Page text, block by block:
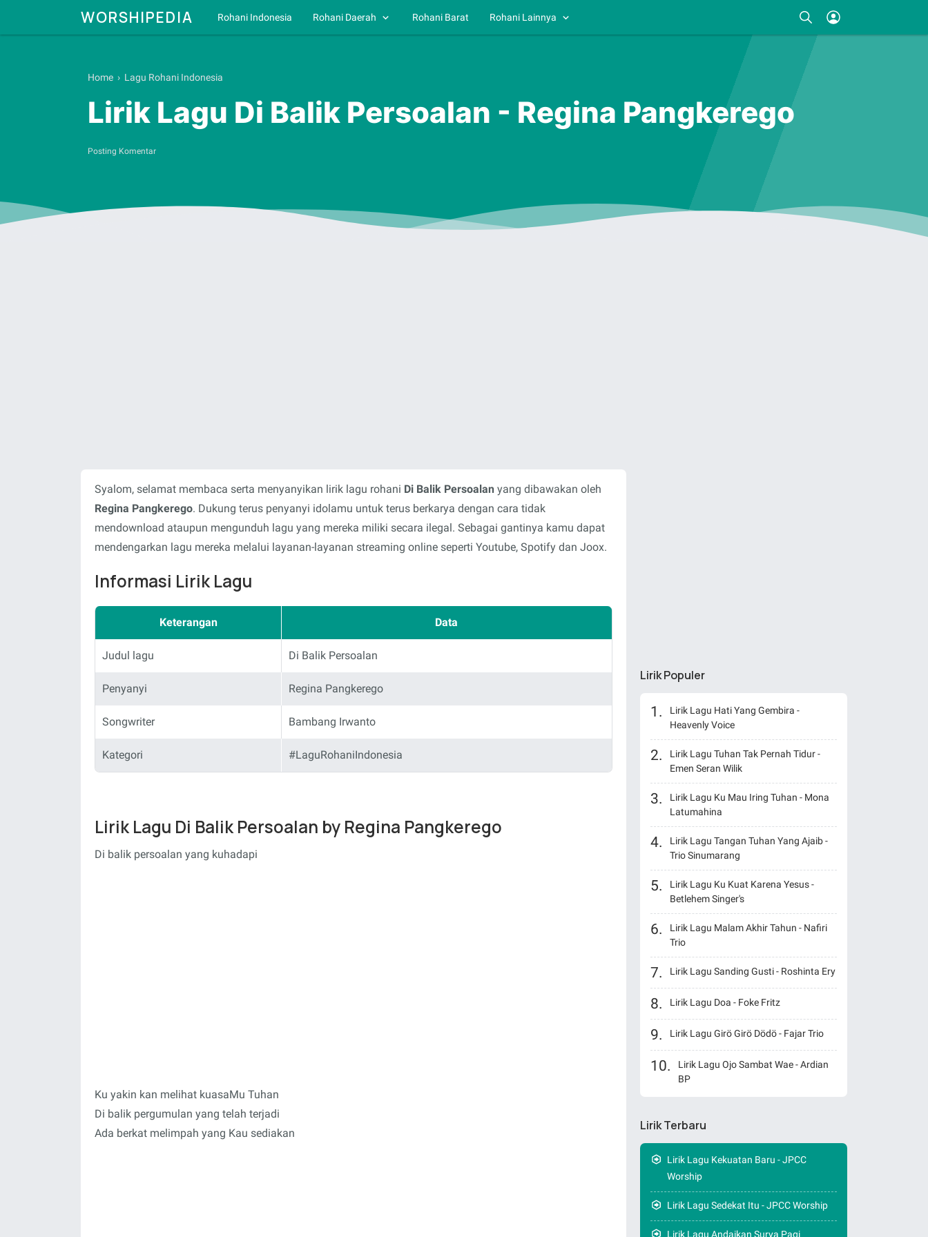
WORSHIPEDIA Rohani Indonesia Rohani Daerah Rohani Barat Rohani Lainnya
Home › Lagu Rohani Indonesia
Lirik Lagu Di Balik Persoalan - Regina Pangkerego
Posting Komentar
Syalom, selamat membaca serta menyanyikan lirik lagu rohani Di Balik Persoalan yang dibawakan oleh
Regina Pangkerego. Dukung terus penyanyi idolamu untuk terus berkarya dengan cara tidak
mendownload ataupun mengunduh lagu yang mereka miliki secara ilegal. Sebagai gantinya kamu dapat
mendengarkan lagu mereka melalui layanan-layanan streaming online seperti Youtube, Spotify dan Joox.
Informasi Lirik Lagu
Keterangan Data
Judul lagu Di Balik Persoalan
Penyanyi Regina Pangkerego
Songwriter Bambang Irwanto
Kategori #LaguRohaniIndonesia
Lirik Lagu Di Balik Persoalan by Regina Pangkerego
Di balik persoalan yang kuhadapi
Ku yakin kan melihat kuasaMu Tuhan
Di balik pergumulan yang telah terjadi
Ada berkat melimpah yang Kau sediakan
Lirik Populer
Lirik Lagu Hati Yang Gembira -
Heavenly Voice
Lirik Lagu Tuhan Tak Pernah Tidur -
Emen Seran Wilik
Lirik Lagu Ku Mau Iring Tuhan - Mona
Latumahina
Lirik Lagu Tangan Tuhan Yang Ajaib -
Trio Sinumarang
Lirik Lagu Ku Kuat Karena Yesus -
Betlehem Singer's
Lirik Lagu Malam Akhir Tahun - Nafiri
Trio
Lirik Lagu Sanding Gusti - Roshinta Ery
Lirik Lagu Doa - Foke Fritz
Lirik Lagu Girö Girö Dödö - Fajar Trio
Lirik Lagu Ojo Sambat Wae - Ardian
BP
Lirik Terbaru
Lirik Lagu Kekuatan Baru - JPCC
Worship
Lirik Lagu Sedekat Itu - JPCC Worship
Lirik Lagu Andaikan Surya Pagi